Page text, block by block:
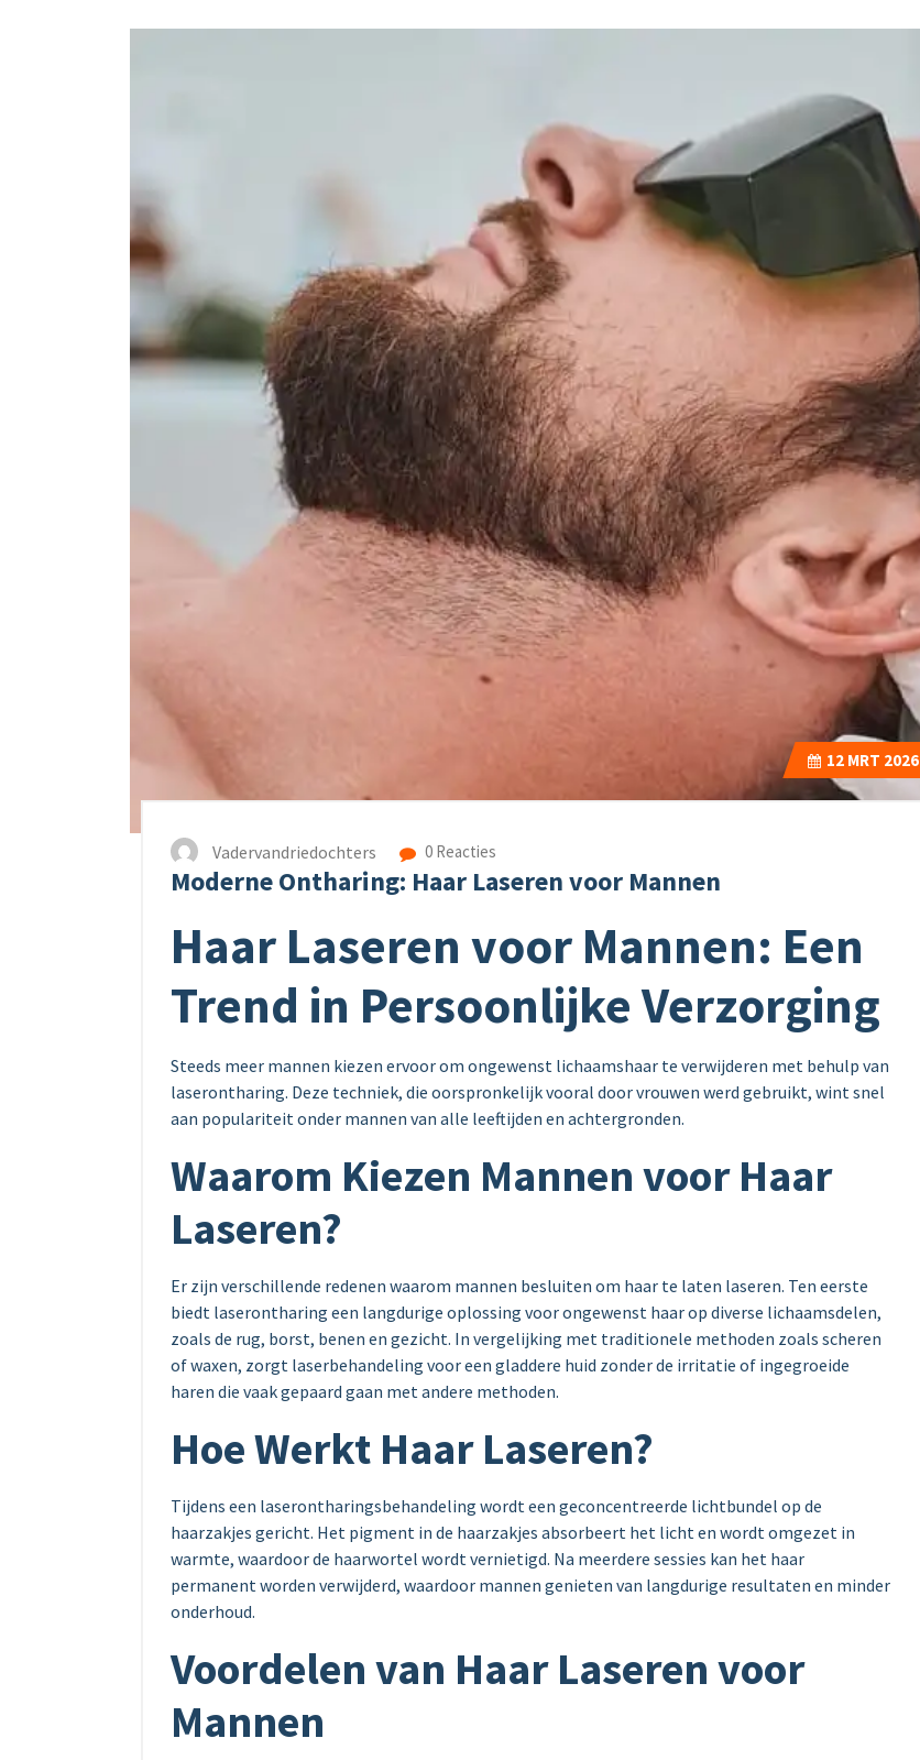
12MRT 2026
Vadervandriedochters 0 Reacties
Moderne Ontharing: Haar Laseren voor Mannen
Haar Laseren voor Mannen: Een
Trend in Persoonlijke Verzorging
Steeds meer mannen kiezen ervoor om ongewenst lichaamshaar te verwijderen met behulp van
laserontharing. Deze techniek, die oorspronkelijk vooral door vrouwen werd gebruikt, wint snel
aan populariteit onder mannen van alle leeftijden en achtergronden.
Waarom Kiezen Mannen voor Haar
Laseren?
Er zijn verschillende redenen waarom mannen besluiten om haar te laten laseren. Ten eerste
biedt laserontharing een langdurige oplossing voor ongewenst haar op diverse lichaamsdelen,
zoals de rug, borst, benen en gezicht. In vergelijking met traditionele methoden zoals scheren
of waxen, zorgt laserbehandeling voor een gladdere huid zonder de irritatie of ingegroeide
haren die vaak gepaard gaan met andere methoden.
Hoe Werkt Haar Laseren?
Tijdens een laserontharingsbehandeling wordt een geconcentreerde lichtbundel op de
haarzakjes gericht. Het pigment in de haarzakjes absorbeert het licht en wordt omgezet in
warmte, waardoor de haarwortel wordt vernietigd. Na meerdere sessies kan het haar
permanent worden verwijderd, waardoor mannen genieten van langdurige resultaten en minder
onderhoud.
Voordelen van Haar Laseren voor
Mannen